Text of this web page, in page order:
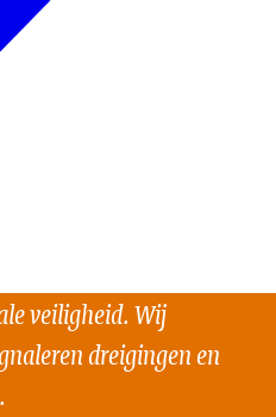
veiligheid. Wij
dreigingen en